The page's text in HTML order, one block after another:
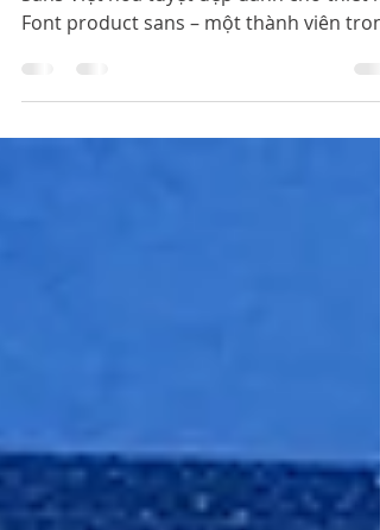
Cachhaynhat.com chia sẻ font Product
Font product sans – một thành viên
gia đình font Sans